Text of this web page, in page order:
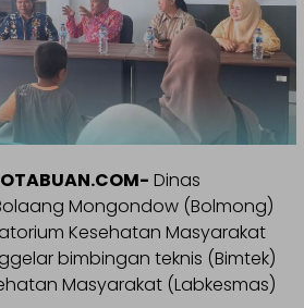
Dinas
Mongondow (Bolmong)
Kesehatan Masyarakat
bimbingan teknis (Bimtek)
Masyarakat (Labkesmas)